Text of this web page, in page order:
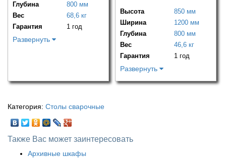
Глубина
800 мм
Вес
68,6 кг
Гарантия
1 год
Развернуть
Высота
850 мм
Ширина
1200 мм
Глубина
800 мм
Вес
46,6 кг
Гарантия
1 год
Развернуть
Категория: Столы сварочные
Также Вас может заинтересовать
Архивные шкафы